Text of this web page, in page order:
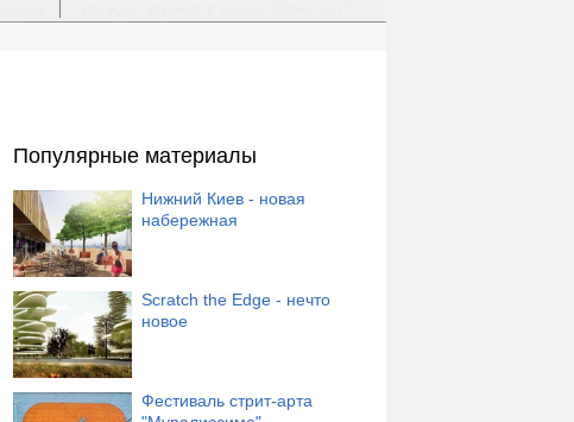
Популярные материалы
Нижний Киев - новая
набережная
Scratch the Edge - нечто
новое
Фестиваль стрит-арта